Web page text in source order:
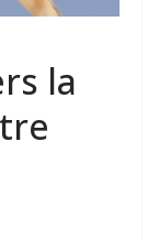
la